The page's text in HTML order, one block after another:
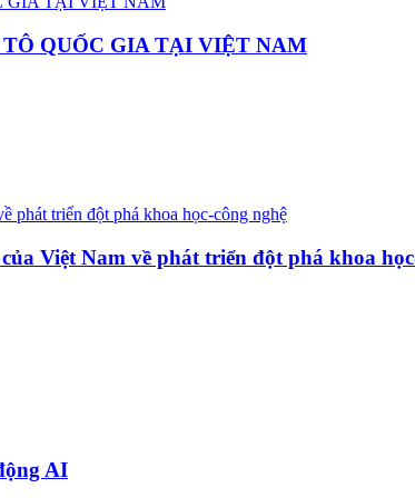
QUỐC GIA TẠI VIỆT NAM
Việt Nam về phát triển đột phá khoa
AI